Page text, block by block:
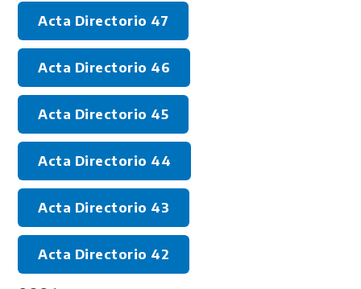
Acta Directorio 47
Acta Directorio 46
Acta Directorio 45
Acta Directorio 44
Acta Directorio 43
Acta Directorio 42